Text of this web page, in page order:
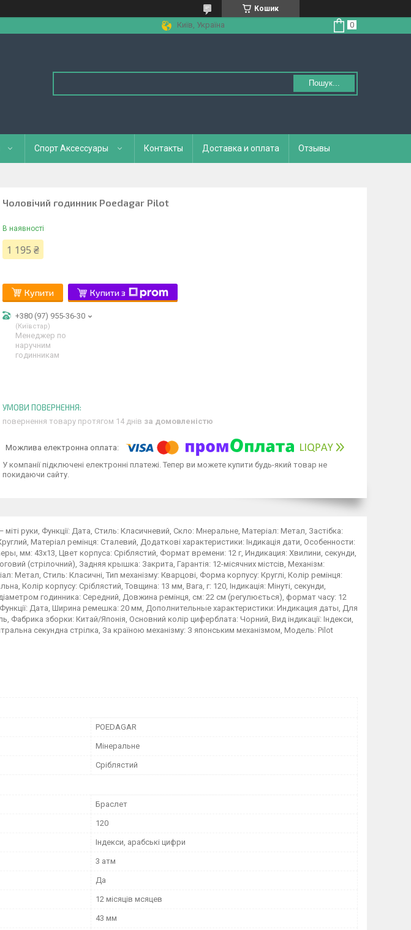
Кошик
Київ, Україна
Пошук...
Спорт Аксессуары Контакты Доставка и оплата Отзывы
Чоловічий годинник Poedagar Pilot
В наявності
1 195 ₴
Купити Купити з
+380 (97) 955-36-30
Київстар
Менеджер по
наручним
годинникам
повернення товару протягом 14 днів за домовленістю
У компанії підключені електронні платежі. Тепер ви можете купити будь-який товар не
покидаючи сайту.
міті руки, Функції: Дата, Стиль: Класичневий, Скло: Мнеральне, Матеріал: Метал, Застібка:
Матеріал ремінця: Сталевий, Додаткові характеристики: Індикація дати, Особенности:
мм: 43х13, Цвет корпуса: Сріблястий, Формат времени: 12 г, Индикация: Хвилини, секунди,
(стрілочний), Задняя крышка: Закрита, Гарантія: 12-місячних містсів, Механізм:
Метал, Стиль: Класичні, Тип механізму: Кварцові, Форма корпусу: Круглі, Колір ремінця:
Колір корпусу: Сріблястий, Товщина: 13 мм, Вага, г: 120, Індикація: Мінуті, секунди,
годинника: Середний, Довжина ремінця, см: 22 см (регулюється), формат часу: 12
Дата, Ширина ремешка: 20 мм, Дополнительные характеристики: Индикация даты, Для
Фабрика зборки: Китай/Японія, Основний колір циферблата: Чорний, Вид індикації: Індекси,
секундна стрілка, За країною механізму: З японським механізмом, Модель: Pilot
POEDAGAR
Мінеральне
Сріблястий
Браслет
120
Індекси, арабські цифри
3 атм
Да
12 місяців мсяцев
43 мм